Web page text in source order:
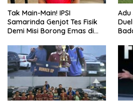
Tak Main-Main! IPSI
Samarinda Genjot Tes Fisik
Demi Misi Borong Emas di
Adu